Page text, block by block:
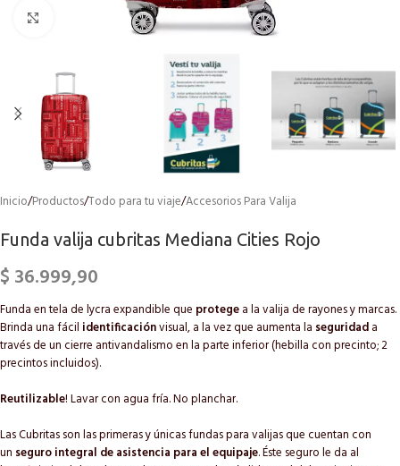
Click to enlarge
Inicio/Productos/Todo para tu viaje/Accesorios Para Valija
Funda valija cubritas Mediana Cities Rojo
$ 36.999,90
Funda en tela de lycra expandible que protegea la valija de rayones y marcas.
Brinda una fácil identificaciónvisual, a la vez que aumenta la seguridada
través de un cierre antivandalismo en la parte inferior (hebilla con precinto; 2
precintos incluidos).
Reutilizable! Lavar con agua fría. No planchar.
Las Cubritas son las primeras y únicas fundas para valijas que cuentan con
un seguro integral de asistencia para el equipaje. Éste seguro le da al